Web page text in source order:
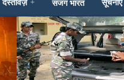
सजग भारत